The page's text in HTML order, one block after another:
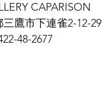
CAPARISON
三鷹市下連雀2-12-29
48-2677